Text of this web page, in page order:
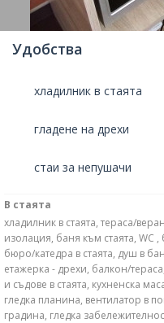
Удобства
хладилник в стаята
гладене на дрехи
стаи за непушачи
В стаята
хладилник в стаята, тераса/
изолация, баня към стаята, WC
бюро/катедра в стаята, душ в
етажерка - дрехи, балкон/
и съдове в стаята, кухненска
гледка планина, вентилатор в
градина, гледка